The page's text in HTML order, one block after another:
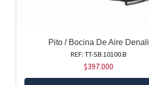
Pito / Bocina De Aire Denali
REF: TT-SB.10100.B
$397.000